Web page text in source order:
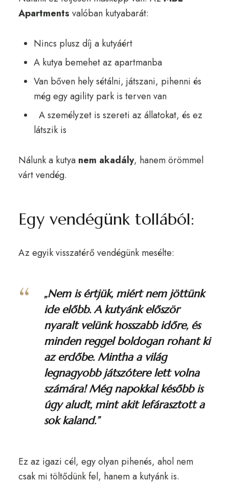
Apartments valóban kutyabarát:
Nincs plusz díj a kutyáért
A kutya bemehet az apartmanba
Van bőven hely sétálni, játszani, pihenni és
még egy agility park is terven van
A személyzet is szereti az állatokat, és ez
látszik is
Nálunk a kutya nem akadály, hanem örömmel
várt vendég.
Egy vendégünk tollából:
Az egyik visszatérő vendégünk mesélte:
„Nem is értjük, miért nem jöttünk
ide előbb. A kutyánk először
nyaralt velünk hosszabb időre, és
minden reggel boldogan rohant ki
az erdőbe. Mintha a világ
legnagyobb játszótere lett volna
számára! Még napokkal később is
úgy aludt, mint akit lefárasztott a
sok kaland.”
Ez az igazi cél, egy olyan pihenés, ahol nem
csak mi töltődünk fel, hanem a kutyánk is.